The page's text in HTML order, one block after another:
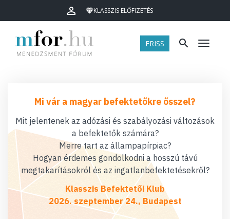
KLASSZIS ELŐFIZETÉS
FRISS Menü
Mi vár a magyar befektetőkre ősszel?
Mit jelentenek az adózási és szabályozási változások
a befektetők számára?
Merre tart az állampapírpiac?
Hogyan érdemes gondolkodni a hosszú távú
megtakarításokról és az ingatlanbefektetésekről?
Klasszis Befektetői Klub
2026. szeptember 24., Budapest